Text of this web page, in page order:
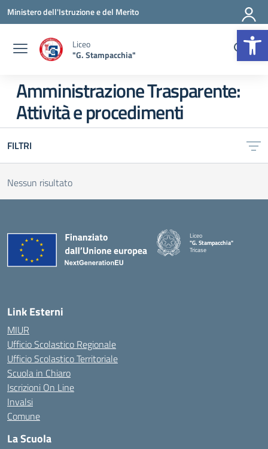
Vai ai contenuti
Vai al menu di navigazione
Vai al footer
Ministero dell'Istruzione e del Merito
Liceo
"G. Stampacchia"
Amministrazione Trasparente:
Attività e procedimenti
FILTRI
Nessun risultato
Liceo
"G. Stampacchia"
Tricase
Link Esterni
MIUR
Ufficio Scolastico Regionale
Ufficio Scolastico Territoriale
Scuola in Chiaro
Iscrizioni On Line
Invalsi
Comune
La Scuola